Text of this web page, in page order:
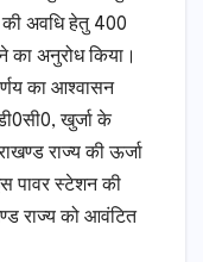
अवधि हेतु 400
का अनुरोध किया।
का आश्वासन
खुर्जा के
राज्य की ऊर्जा
पावर स्टेशन की
राज्य को आवंटित